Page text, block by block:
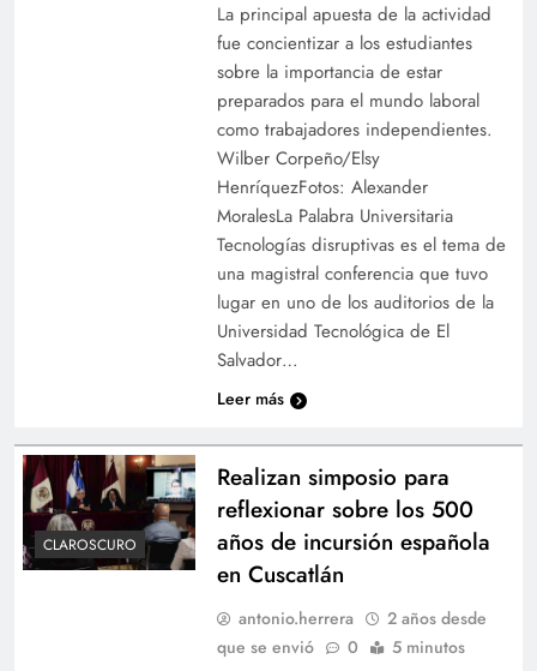
La principal apuesta de la actividad
fue concientizar a los estudiantes
sobre la importancia de estar
preparados para el mundo laboral
como trabajadores independientes.
Wilber Corpeño/Elsy
HenríquezFotos: Alexander
MoralesLa Palabra Universitaria
Tecnologías disruptivas es el tema de
una magistral conferencia que tuvo
lugar en uno de los auditorios de la
Universidad Tecnológica de El
Salvador…
Leer más
CLAROSCURO
Realizan simposio para
reflexionar sobre los 500
años de incursión española
en Cuscatlán
antonio.herrera
2 años desde
que se envió
0 5 minutos